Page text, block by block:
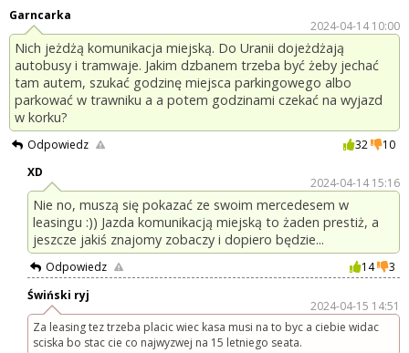
Garncarka
2024-04-14 10:00
Nich jeżdżą komunikacja miejską. Do Uranii dojeżdżają
autobusy i tramwaje. Jakim dzbanem trzeba być żeby jechać
tam autem, szukać godzinę miejsca parkingowego albo
parkować w trawniku a a potem godzinami czekać na wyjazd
w korku?
Odpowiedz 32
10
XD
2024-04-14 15:16
Nie no, muszą się pokazać ze swoim mercedesem w
leasingu :)) Jazda komunikacją miejską to żaden prestiż, a
jeszcze jakiś znajomy zobaczy i dopiero będzie...
Odpowiedz 14
3
Świński ryj
2024-04-15 14:51
Za leasing tez trzeba placic wiec kasa musi na to byc a ciebie widac
sciska bo stac cie co najwyzwej na 15 letniego seata.